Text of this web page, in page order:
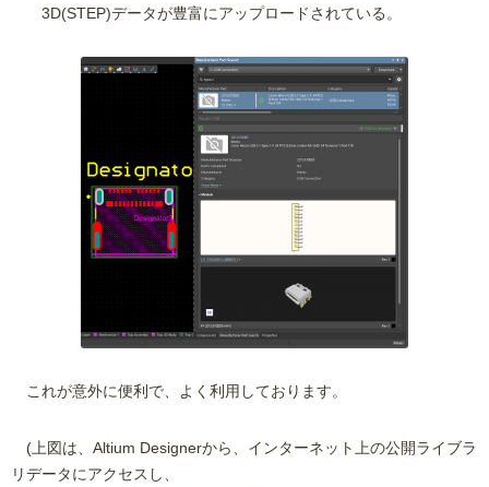
3D(STEP)データが豊富にアップロードされている。
これが意外に便利で、よく利用しております。
(上図は、Altium Designerから、インターネット上の公開ライブラ
リデータにアクセスし、